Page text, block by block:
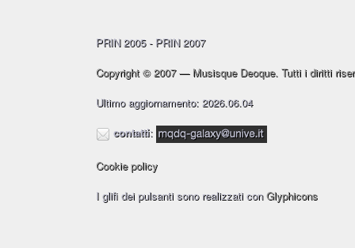
PRIN 2005 - PRIN 2007
Copyright © 2007 — Musisque Deoque. Tutti i diritti
Ultimo aggiornamento: 2026.06.04
contatti:
Cookie policy
I glifi dei pulsanti sono realizzati conGlyphicons